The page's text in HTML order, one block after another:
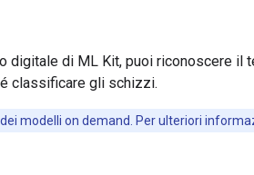
digitale di ML Kit, puoi riconoscere il
classificare gli schizzi.
modelli on demand. Per ulteriori